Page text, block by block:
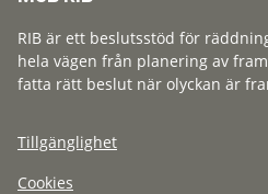
RIB är ett beslutsstöd för
hela vägen från planering av
fatta rätt beslut när olyckan är
Tillgänglighet
Cookies